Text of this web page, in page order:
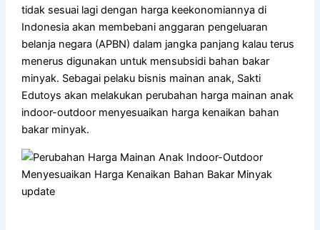
tidak sesuai lagi dengan harga keekonomiannya di
Indonesia akan membebani anggaran pengeluaran
belanja negara (APBN) dalam jangka panjang kalau terus
menerus digunakan untuk mensubsidi bahan bakar
minyak. Sebagai pelaku bisnis mainan anak, Sakti
Edutoys akan melakukan perubahan harga mainan anak
indoor-outdoor menyesuaikan harga kenaikan bahan
bakar minyak.